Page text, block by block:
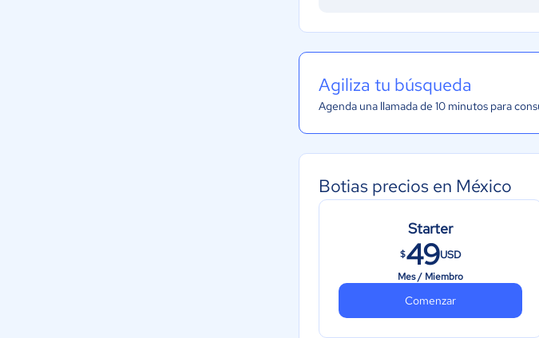
Agiliza tu búsqueda
Agenda una llamada de 10 minutos para
Botias precios en México
Starter
$49USD
Mes / Miembro
Comenzar